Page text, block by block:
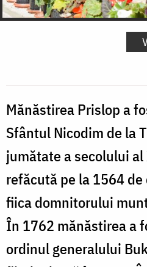
Mănăstirea Prislop a
Sfântul Nicodim de la
jumătate a secolului
refăcută pe la 1564
fiica domnitorului
În 1762 mănăstirea a
ordinul generalului